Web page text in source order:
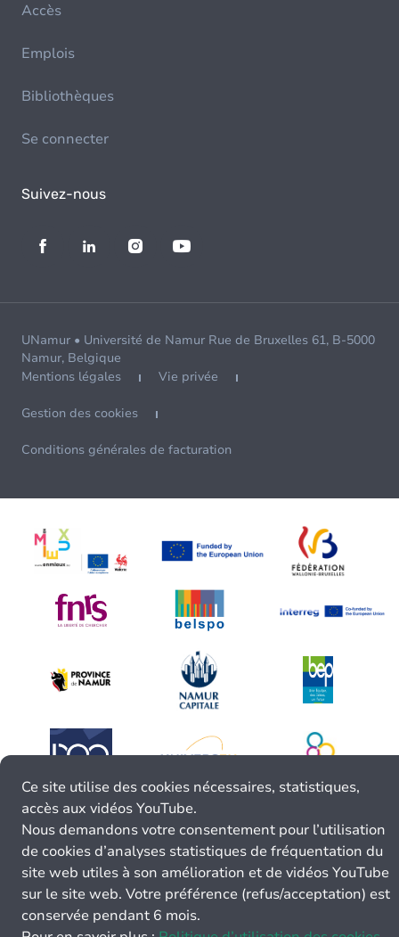
Accès
Emplois
Bibliothèques
Se connecter
Suivez-nous
UNamur • Université de Namur Rue de Bruxelles 61, B-5000
Namur, Belgique
Mentions légales
Vie privée
Gestion des cookies
Conditions générales de facturation
Ce site utilise des cookies nécessaires, statistiques,
accès aux vidéos YouTube.
Nous demandons votre consentement pour l’utilisation
de cookies d’analyses statistiques de fréquentation du
site web utiles à son amélioration et de vidéos YouTube
sur le site web. Votre préférence (refus/acceptation) est
conservée pendant 6 mois.